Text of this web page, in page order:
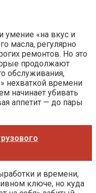
умение «на вкус и
масла, регулярно
ремонтов. Но это
продолжают
обслуживания,
нехваткой времени
начинает убивать
аппетит — до пары
и времени,
ключе, но куда